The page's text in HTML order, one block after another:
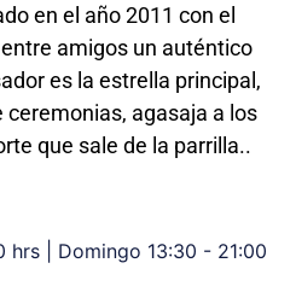
en el año 2011 con el
amigos un auténtico
es la estrella principal,
agasaja a los
que sale de la parrilla..
hrs | Domingo 13:30 - 21:00